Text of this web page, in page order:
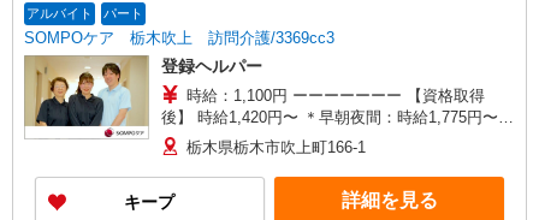
アルバイト パート
SOMPOケア 栃木吹上 訪問介護/3369cc3
登録ヘルパー
時給：1,100円 ーーーーーーー 【資格取得
後】 時給1,420円〜 ＊早朝夜間：時給1,775円〜
＊日曜祝日：時給1,720円〜 ーーーーーーー
栃木県栃木市吹上町166-1
キープ 詳細を見る